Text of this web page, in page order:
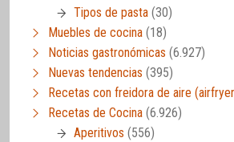
Tipos de pasta (30)
Muebles de cocina (18)
Noticias gastronómicas (6.927)
Nuevas tendencias (395)
Recetas con freidora de aire
Recetas de Cocina (6.926)
Aperitivos (556)